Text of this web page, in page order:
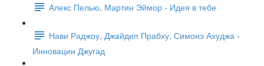
Алекс Пелью, Мартин Эймор - Идея в тебе
Нави Раджоу, Джайдип Прабху, Симонэ Ахуджа -
Инновации Джугад